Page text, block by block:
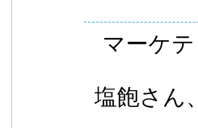
マーケ
塩飽さん